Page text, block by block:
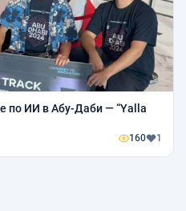
по ИИ в Абу-Даби — “Yalla
160 1